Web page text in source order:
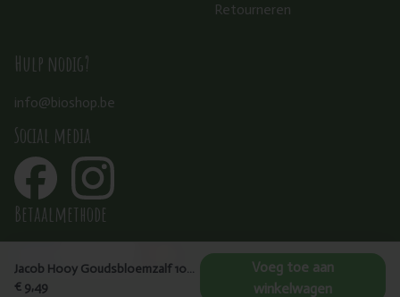
Jacob Hooy Goudsbloemzalf 100ml
€ 9,49
Voeg toe aan
winkelwagen
Retourneren
Hulp nodig?
info@bioshop.be
Social media
Betaalmethode